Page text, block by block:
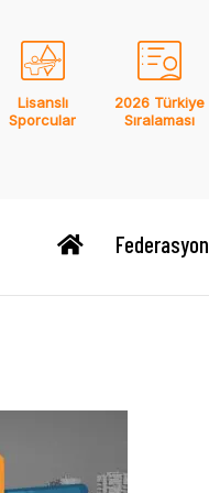
Lisanslı
Sporcular
2026 Türkiye
Sıralaması
Federasyon